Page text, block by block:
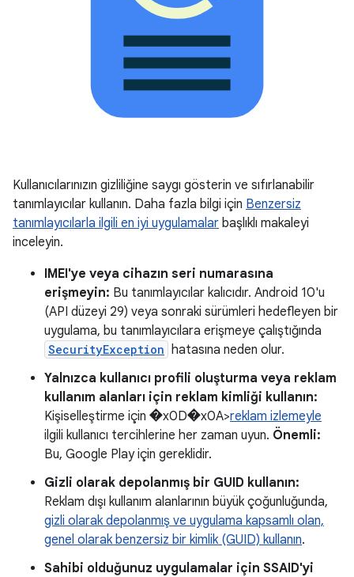
Kullanıcılarınızın gizliliğine saygı gösterin ve sıfırlanabilir
tanımlayıcılar kullanın. Daha fazla bilgi için Benzersiz
tanımlayıcılarla ilgili en iyi uygulamalar başlıklı makaleyi
inceleyin.
IMEI'ye veya cihazın seri numarasına
erişmeyin: Bu tanımlayıcılar kalıcıdır. Android 10'u
(API düzeyi 29) veya sonraki sürümleri hedefleyen bir
uygulama, bu tanımlayıcılara erişmeye çalıştığında
SecurityException hatasına neden olur.
Yalnızca kullanıcı profili oluşturma veya reklam
kullanım alanları için reklam kimliği kullanın:
Kişiselleştirme için �x0D�x0A>reklam izlemeyle
ilgili kullanıcı tercihlerine her zaman uyun. Önemli:
Bu, Google Play için gereklidir.
Gizli olarak depolanmış bir GUID kullanın:
Reklam dışı kullanım alanlarının büyük çoğunluğunda,
gizli olarak depolanmış ve uygulama kapsamlı olan,
genel olarak benzersiz bir kimlik (GUID) kullanın.
Sahibi olduğunuz uygulamalar için SSAID'yi